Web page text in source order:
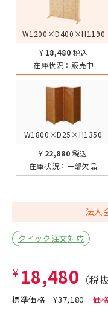
W1200×D400×H1190
¥18,480 税込
在庫状況： 販売中
W1800×D25×H1350
¥22,880 税込
在庫状況： 一部欠品
法人
クイック注文対応
¥18,480 （税
標準価格¥37,180